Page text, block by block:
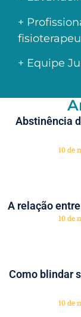
+
+ Equipe
Abstinência
10 de
A relação
10 de
Como blindar
10 de